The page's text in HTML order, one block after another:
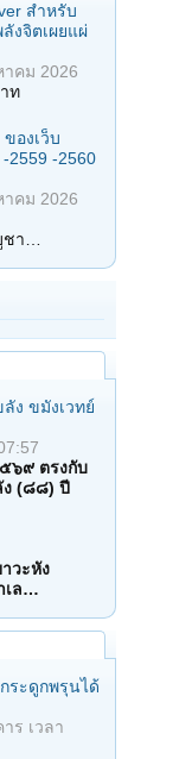
สำหรับ
งจิตเผยแผ่
าคม 2026
ท
องเว็บ
2559 -2560
าคม 2026
า…
ง ขมังเวทย์
๖๙ ตรงกับ
ง (๘๘) ปี
วะหัง
เล…
ระดูกพรุนได้
าร เวลา